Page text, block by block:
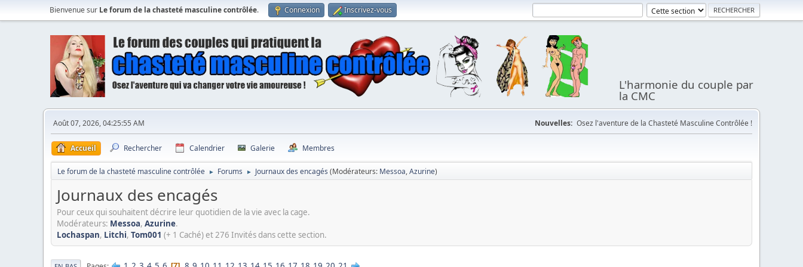
Bienvenue sur Le forum de la chasteté masculine contrôlée. Connexion Inscrivez-vous
L'harmonie du couple par
la CMC
Août 07, 2026, 04:25:55 AM Nouvelles: Osez l'aventure de la Chasteté Masculine Contrôlée !
Accueil Rechercher Calendrier Galerie Membres
Le forum de la chasteté masculine contrôlée ► Forums ► Journaux des encagés (Modérateurs: Messoa,Azurine)
Journaux des encagés
Pour ceux qui souhaitent décrire leur quotidien de la vie avec la cage.
Modérateurs: Messoa, Azurine.
Lochaspan, Litchi, Tom001 (+ 1 Caché) et 276 Invités dans cette section.